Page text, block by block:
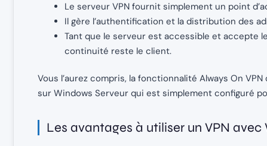
Le serveur VPN fournit simplement un point
Il gère l’authentification et la distribution des
Tant que le serveur est accessible et accepte
continuité reste le client.
Vous l’aurez compris, la fonctionnalité Always On
sur Windows Serveur qui est simplement configuré
Les avantages à utiliser un VPN avec